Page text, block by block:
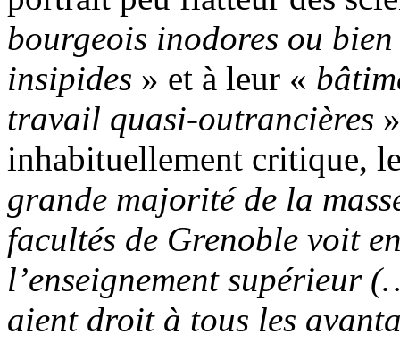
bourgeois inodores ou
insipides » et à leur «
travail quasi-outrancières
inhabituellement critique,
grande majorité de la
facultés de Grenoble voit
l’enseignement supérieur
aient droit à tous les